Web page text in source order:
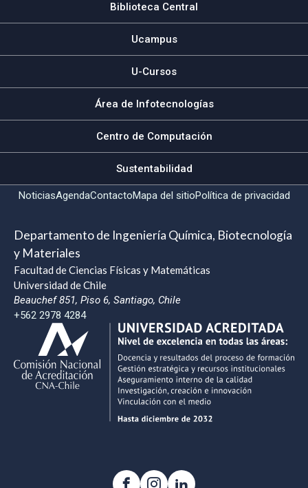
Biblioteca Central
Ucampus
U-Cursos
Área de Infotecnologías
Centro de Computación
Sustentabilidad
NoticiasAgendaContactoMapa del sitioPolítica de privacidad
Departamento de Ingeniería Química, Biotecnología
y Materiales
Facultad de Ciencias Físicas y Matemáticas
Universidad de Chile
Beauchef 851, Piso 6, Santiago, Chile
+562 2978 4284